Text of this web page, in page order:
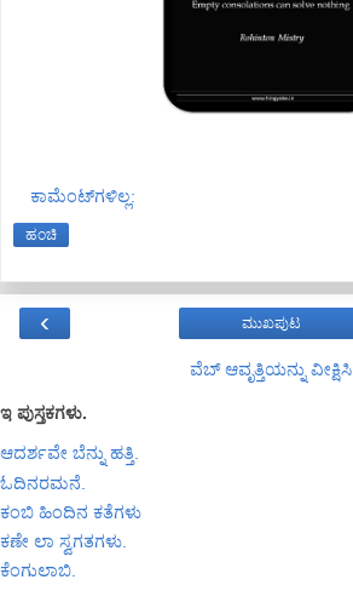
ಕಾಮೆಂಟ್‌ಗಳಿಲ್ಲ:
ಹಂಚಿ
‹ ಮುಖಪುಟ
ವೆಬ್‌ ಆವೃತ್ತಿಯನ್ನು ವೀಕ್ಷಿಸಿ
ಇ ಪುಸ್ತಕಗಳು.
ಆದರ್ಶವೇ ಬೆನ್ನು ಹತ್ತಿ.
ಓದಿನರಮನೆ.
ಕಂಬಿ ಹಿಂದಿನ ಕತೆಗಳು
ಕಣೇ ಲಾ ಸ್ವಗತಗಳು.
ಕೆಂಗುಲಾಬಿ.